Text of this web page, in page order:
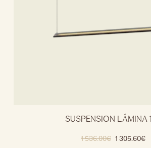
SUSPENSION LÁMINA
1 536.00€ 1 305.60€